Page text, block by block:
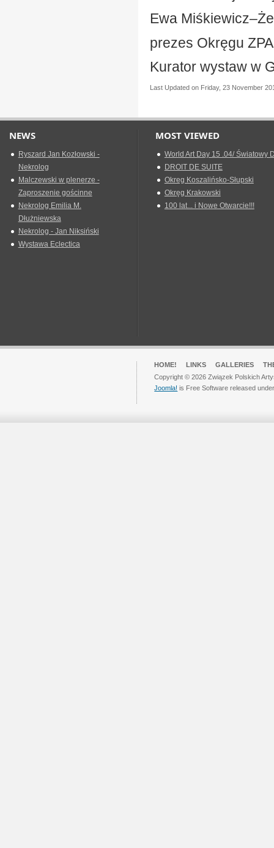
Ewa
prezes Okręgu
Kurator wystaw w
Last Updated on Friday, 23 November
NEWS
Ryszard Jan Kozłowski -
Nekrolog
Malczewski w plenerze -
Zaproszenie gościnne
Nekrolog Emilia M.
Dłużniewska
Nekrolog - Jan Niksiński
Wystawa Eclectica
MOST VIEWED
World Art Day 15 .04/ Światowy
DROIT DE SUITE
Okreg Koszalińsko-Słupski
Okręg Krakowski
100 lat... i Nowe Otwarcie!!!
HOME! LINKS GALLERIES
Copyright © 2026 Związek Polskich
Joomla! is Free Software released